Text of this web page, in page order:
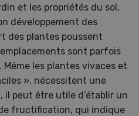
et les propriétés du sol,
développement des
des plantes poussent
sont parfois
Même les plantes vivaces et
», nécessitent une
il peut être utile d’établir un
fructification, qui indique